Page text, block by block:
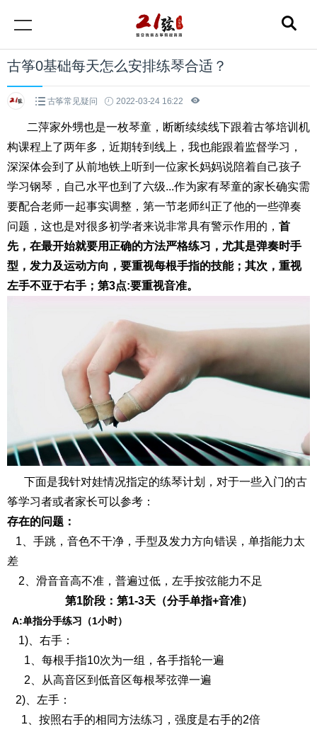
古筝0基础每天怎么安排练琴合适？
古筝常见疑问 2022-03-24 16:22
二萍家外甥也是一枚琴童，断断续续线下跟着古筝培训机
构课程上了两年多，近期转到线上，我也能跟着监督学习，
深深体会到了从前地铁上听到一位家长妈妈说陪着自己孩子
学习钢琴，自己水平也到了六级...作为家有琴童的家长确实需
要配合老师一起事实调整，第一节老师纠正了他的一些弹奏
问题，这也是对很多初学者来说非常具有警示作用的， 首
先，在最开始就要用正确的方法严格练习，尤其是弹奏时手
型，发力及运动方向，要重视每根手指的技能；其次，重视
左手不亚于右手；第3点:要重视音准。
下面是我针对娃情况指定的练琴计划，对于一些入门的古
筝学习者或者家长可以参考：
存在的问题：
1、手跳，音色不干净，手型及发力方向错误，单指能力太
差
2、滑音音高不准，普遍过低，左手按弦能力不足
第1阶段：第1-3天（分手单指+音准）
A:单指分手练习（1小时）
1)、右手：
1、每根手指10次为一组，各手指轮一遍
2、从高音区到低音区每根琴弦弹一遍
2)、左手：
1、按照右手的相同方法练习，强度是右手的2倍